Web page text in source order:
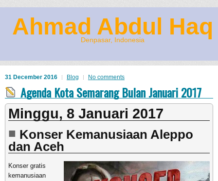
Ahmad Abdul Haq
Denpasar, Indonesia
31 December 2016 Blog No comments
Agenda Kota Semarang Bulan Januari 2017
Minggu, 8 Januari 2017
Konser Kemanusiaan Aleppo
dan Aceh
Konser gratis
kemanusiaan